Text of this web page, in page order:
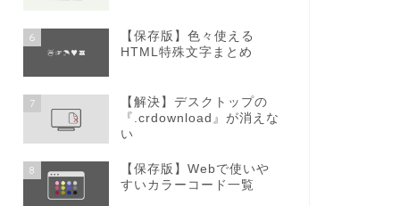
6
【保存版】色々使える
HTML特殊文字まとめ
7
【解決】デスクトップの
『.crdownload』が消えな
い
8
【保存版】Webで使いや
すいカラーコード一覧